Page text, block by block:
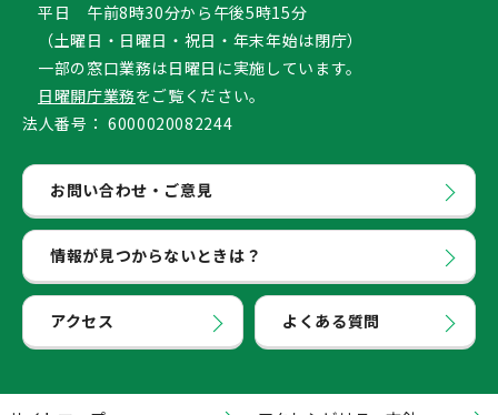
平日 午前8時30分から午後5時15分
（土曜日・日曜日・祝日・年末年始は閉庁）
一部の窓口業務は日曜日に実施しています。
日曜開庁業務をご覧ください。
法人番号： 6000020082244
お問い合わせ・ご意見
情報が見つからないときは？
アクセス よくある質問